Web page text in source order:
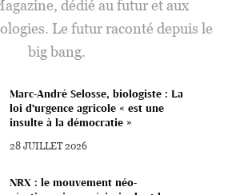
dédié au futur et aux
Le futur raconté depuis le
big bang.
Marc-André Selosse, biologiste : La
loi d’urgence agricole « est une
insulte à la démocratie »
28 JUILLET 2026
NRX : le mouvement néo-